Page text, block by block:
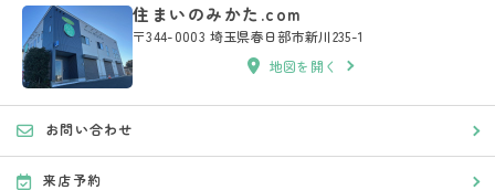
住まいのみかた.com
〒344-0003 埼玉県春日部市新川235-1
地図を開く
お問い合わせ
来店予約